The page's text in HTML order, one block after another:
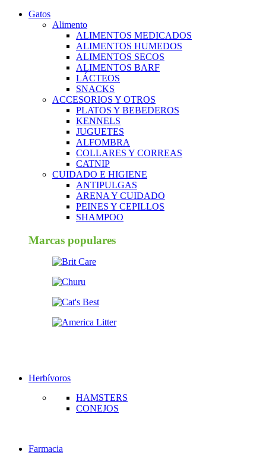
Gatos
Alimento
ALIMENTOS MEDICADOS
ALIMENTOS HUMEDOS
ALIMENTOS SECOS
ALIMENTOS BARF
LÁCTEOS
SNACKS
ACCESORIOS Y OTROS
PLATOS Y BEBEDEROS
KENNELS
JUGUETES
ALFOMBRA
COLLARES Y CORREAS
CATNIP
CUIDADO E HIGIENE
ANTIPULGAS
ARENA Y CUIDADO
PEINES Y CEPILLOS
SHAMPOO
Marcas populares
Herbívoros
HAMSTERS
CONEJOS
Farmacia